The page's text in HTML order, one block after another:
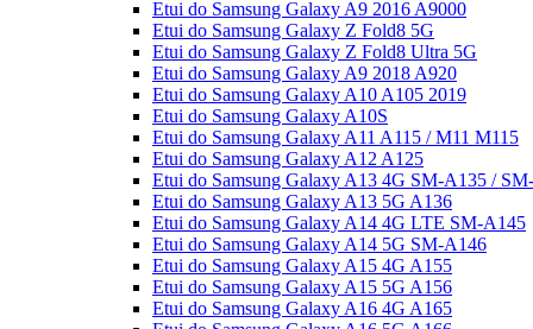
Etui do Samsung Galaxy A9 2016 A9000
Etui do Samsung Galaxy Z Fold8 5G
Etui do Samsung Galaxy Z Fold8 Ultra 5G
Etui do Samsung Galaxy A9 2018 A920
Etui do Samsung Galaxy A10 A105 2019
Etui do Samsung Galaxy A10S
Etui do Samsung Galaxy A11 A115 / M11 M115
Etui do Samsung Galaxy A12 A125
Etui do Samsung Galaxy A13 4G SM-A135 /
Etui do Samsung Galaxy A13 5G A136
Etui do Samsung Galaxy A14 4G LTE SM-A145
Etui do Samsung Galaxy A14 5G SM-A146
Etui do Samsung Galaxy A15 4G A155
Etui do Samsung Galaxy A15 5G A156
Etui do Samsung Galaxy A16 4G A165